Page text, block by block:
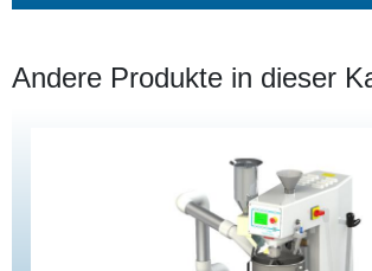
Andere Produkte in dieser